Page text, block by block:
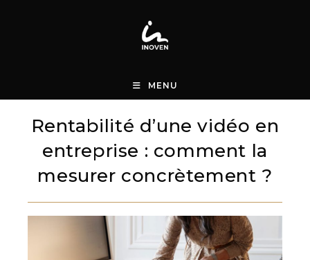
MENU
Rentabilité d’une vidéo en
entreprise : comment la
mesurer concrètement ?